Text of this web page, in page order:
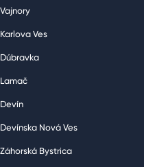
Vajnory
Karlova Ves
Dúbravka
Lamač
Devín
Devínska Nová Ves
Záhorská Bystrica